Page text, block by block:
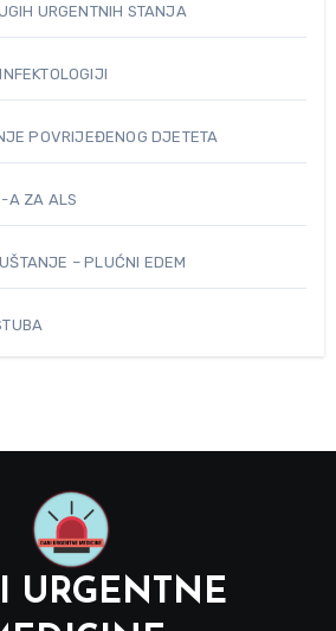
URGENTNIH STANJA
POVRIJEĐENOG DJETETA
A ZA ALS
– PLUĆNI EDEM
URGENTNE